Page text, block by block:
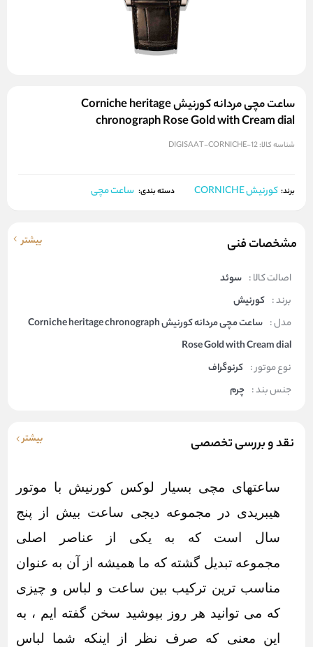
ساعت مچی مردانه کورنیش Corniche heritage
chronograph Rose Gold with Cream dial
شناسه کالا:DIGISAAT-CORNICHE-12
برند: کورنیش CORNICHE دسته بندی: ساعت مچی
مشخصات فنی بیشتر
اصالت کالا : سوئد
برند : کورنیش
مدل :
ساعت مچی مردانه کورنیش Corniche heritage chronograph
Rose Gold with Cream dial
نوع موتور : کرنوگراف
جنس بند : چرم
نقد و بررسی تخصصی بیشتر
ساعتهای مچی بسیار لوکس کورنیش با موتور
هیبریدی در مجموعه دیجی ساعت بیش از پنج
سال است که به یکی از عناصر اصلی
مجموعه تبدیل گشته که ما همیشه از آن به عنوان
مناسب ترین ترکیب بین ساعت و لباس و چیزی
که می توانید هر روز بپوشید سخن گفته ایم ، به
این معنی که صرف نظر از اینکه شما لباس